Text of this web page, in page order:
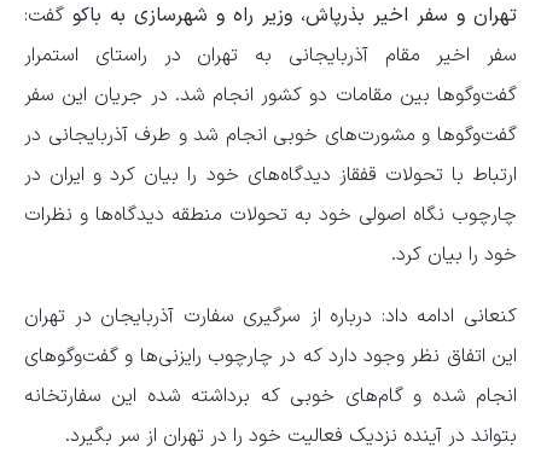
تهران و سفر اخیر بذرپاش، وزیر راه و شهرسازی به باکو گفت:
سفر اخیر مقام آذربایجانی به تهران در راستای استمرار
گفت‌وگوها بین مقامات دو کشور انجام شد. در جریان این سفر
گفت‌وگوها و مشورت‌های خوبی انجام شد و طرف آذربایجانی در
ارتباط با تحولات قفقاز دیدگاه‌های خود را بیان کرد و ایران در
چارچوب نگاه اصولی خود به تحولات منطقه دیدگاه‌ها و نظرات
خود را بیان کرد.
کنعانی ادامه داد: درباره از سرگیری سفارت آذربایجان در تهران
این اتفاق نظر وجود دارد که در چارچوب رایزنی‌ها و گفت‌وگوهای
انجام شده و گام‌های خوبی که برداشته شده این سفارتخانه
بتواند در آینده نزدیک فعالیت خود را در تهران از سر بگیرد.